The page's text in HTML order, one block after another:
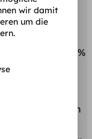
und
BAföG
zu genau 50 %
BAföGs
, deren
wir damit
um die